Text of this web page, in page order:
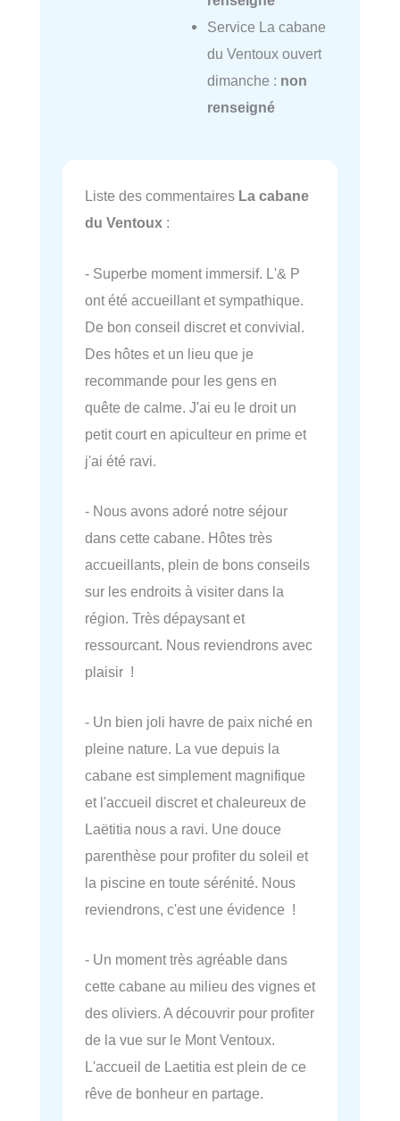
Service La cabane
du Ventoux ouvert
dimanche : non
renseigné
Liste des commentaires La cabane
du Ventoux :
- Superbe moment immersif. L'& P
ont été accueillant et sympathique.
De bon conseil discret et convivial.
Des hôtes et un lieu que je
recommande pour les gens en
quête de calme. J'ai eu le droit un
petit court en apiculteur en prime et
j'ai été ravi.
- Nous avons adoré notre séjour
dans cette cabane. Hôtes très
accueillants, plein de bons conseils
sur les endroits à visiter dans la
région. Très dépaysant et
ressourcant. Nous reviendrons avec
plaisir !
- Un bien joli havre de paix niché en
pleine nature. La vue depuis la
cabane est simplement magnifique
et l'accueil discret et chaleureux de
Laëtitia nous a ravi. Une douce
parenthèse pour profiter du soleil et
la piscine en toute sérénité. Nous
reviendrons, c'est une évidence !
- Un moment très agréable dans
cette cabane au milieu des vignes et
des oliviers. A découvrir pour profiter
de la vue sur le Mont Ventoux.
L'accueil de Laetitia est plein de ce
rêve de bonheur en partage.